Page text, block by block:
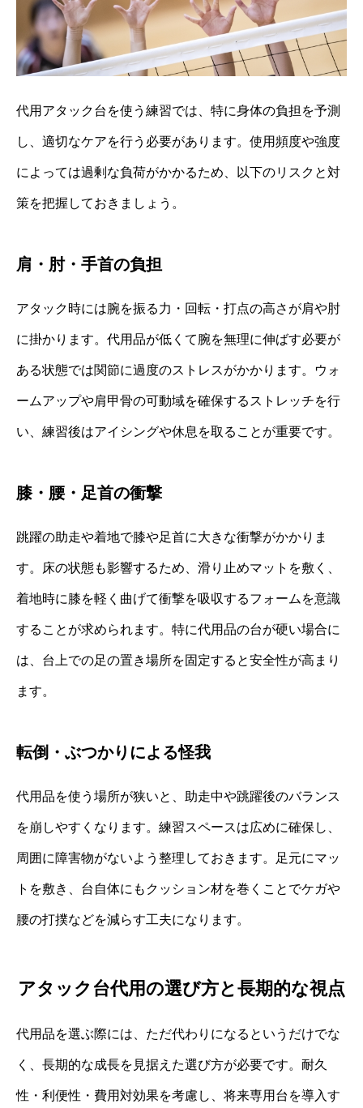
代用アタック台を使う練習では、特に身体の負担を予測
し、適切なケアを行う必要があります。使用頻度や強度
によっては過剰な負荷がかかるため、以下のリスクと対
策を把握しておきましょう。
肩・肘・手首の負担
アタック時には腕を振る力・回転・打点の高さが肩や肘
に掛かります。代用品が低くて腕を無理に伸ばす必要が
ある状態では関節に過度のストレスがかかります。ウォ
ームアップや肩甲骨の可動域を確保するストレッチを行
い、練習後はアイシングや休息を取ることが重要です。
膝・腰・足首の衝撃
跳躍の助走や着地で膝や足首に大きな衝撃がかかりま
す。床の状態も影響するため、滑り止めマットを敷く、
着地時に膝を軽く曲げて衝撃を吸収するフォームを意識
することが求められます。特に代用品の台が硬い場合に
は、台上での足の置き場所を固定すると安全性が高まり
ます。
転倒・ぶつかりによる怪我
代用品を使う場所が狭いと、助走中や跳躍後のバランス
を崩しやすくなります。練習スペースは広めに確保し、
周囲に障害物がないよう整理しておきます。足元にマッ
トを敷き、台自体にもクッション材を巻くことでケガや
腰の打撲などを減らす工夫になります。
アタック台代用の選び方と長期的な視点
代用品を選ぶ際には、ただ代わりになるというだけでな
く、長期的な成長を見据えた選び方が必要です。耐久
性・利便性・費用対効果を考慮し、将来専用台を導入す